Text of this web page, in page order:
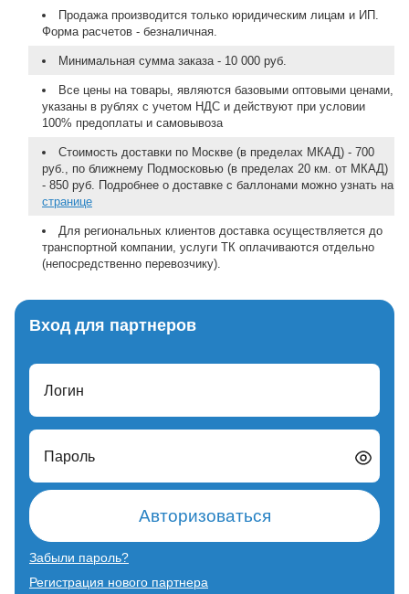
Продажа производится только юридическим лицам и ИП.
Форма расчетов - безналичная.
Минимальная сумма заказа - 10 000 руб.
Все цены на товары, являются базовыми оптовыми ценами,
указаны в рублях с учетом НДС и действуют при условии
100% предоплаты и самовывоза
Стоимость доставки по Москве (в пределах МКАД) - 700
руб., по ближнему Подмосковью (в пределах 20 км. от МКАД)
- 850 руб. Подробнее о доставке с баллонами можно узнать на
странице
Для региональных клиентов доставка осуществляется до
транспортной компании, услуги ТК оплачиваются отдельно
(непосредственно перевозчику).
Вход для партнеров
Логин
Пароль
Авторизоваться
Забыли пароль?
Регистрация нового партнера